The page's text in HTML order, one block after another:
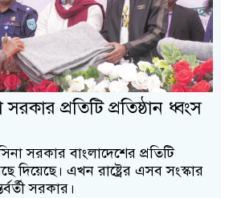
সরকার প্রতিটি প্রতিষ্ঠান ধ্বংস
সরকার বাংলাদেশের প্রতিটি
দিয়েছে। এখন রাষ্ট্রের এসব সংস্কার
সরকার।